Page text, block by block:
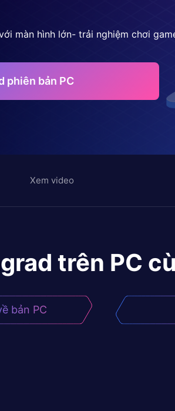
màn hình lớn- trải nghiệm chơi
phiên bản PC
Xem video
trên PC
bản PC